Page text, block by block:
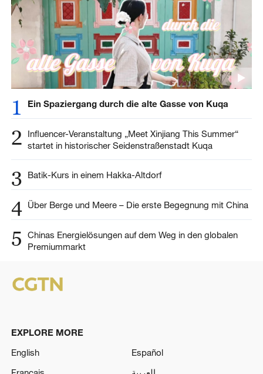
1 Ein Spaziergang durch die alte Gasse von Kuqa
2
Influencer-Veranstaltung „Meet Xinjiang This Summer“
startet in historischer Seidenstraßenstadt Kuqa
3 Batik-Kurs in einem Hakka-Altdorf
4 Über Berge und Meere – Die erste Begegnung mit China
5
Chinas Energielösungen auf dem Weg in den globalen
Premiummarkt
EXPLORE MORE
English
Español